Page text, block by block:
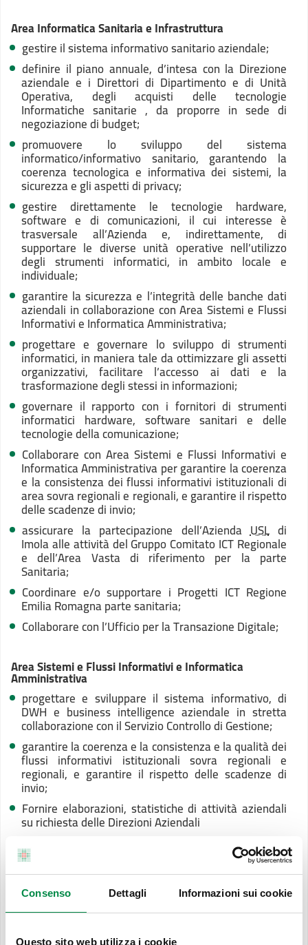
Consenso Dettagli Informazioni sui cookie
Questo sito web utilizza i cookie
Area Informatica Sanitaria e Infrastruttura
gestire il sistema informativo sanitario aziendale;
definire il piano annuale, d’intesa con la Direzione
aziendale e i Direttori di Dipartimento e di Unità
Operativa, degli acquisti delle tecnologie
Informatiche sanitarie , da proporre in sede di
negoziazione di budget;
promuovere lo sviluppo del sistema
informatico/informativo sanitario, garantendo la
coerenza tecnologica e informativa dei sistemi, la
sicurezza e gli aspetti di privacy;
gestire direttamente le tecnologie hardware,
software e di comunicazioni, il cui interesse è
trasversale all’Azienda e, indirettamente, di
supportare le diverse unità operative nell’utilizzo
degli strumenti informatici, in ambito locale e
individuale;
garantire la sicurezza e l’integrità delle banche dati
aziendali in collaborazione con Area Sistemi e Flussi
Informativi e Informatica Amministrativa;
progettare e governare lo sviluppo di strumenti
informatici, in maniera tale da ottimizzare gli assetti
organizzativi, facilitare l’accesso ai dati e la
trasformazione degli stessi in informazioni;
governare il rapporto con i fornitori di strumenti
informatici hardware, software sanitari e delle
tecnologie della comunicazione;
Collaborare con Area Sistemi e Flussi Informativi e
Informatica Amministrativa per garantire la coerenza
e la consistenza dei flussi informativi istituzionali di
area sovra regionali e regionali, e garantire il rispetto
delle scadenze di invio;
assicurare la partecipazione dell’AziendaUSLdi
Imola alle attività del Gruppo Comitato ICT Regionale
e dell’Area Vasta di riferimento per la parte
Sanitaria;
Coordinare e/o supportare i Progetti ICT Regione
Emilia Romagna parte sanitaria;
Collaborare con l’Ufficio per la Transazione Digitale;
Area Sistemi e Flussi Informativi e Informatica
Amministrativa
progettare e sviluppare il sistema informativo, di
DWH e business intelligence aziendale in stretta
collaborazione con il Servizio Controllo di Gestione;
garantire la coerenza e la consistenza e la qualità dei
flussi informativi istituzionali sovra regionali e
regionali, e garantire il rispetto delle scadenze di
invio;
Fornire elaborazioni, statistiche di attività aziendali
su richiesta delle Direzioni Aziendali
Gestire il sistema informativo Amministrativo
aziendale;
garantire la sicurezza e l’integrità delle banche dati
aziendali in collaborazione con Area Informatica
Sanitaria e Infrastruttura e di rete;
informatici, in maniera tale da ottimizzare gli assetti